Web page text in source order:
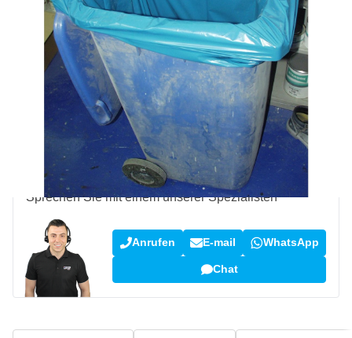
Menge
In den Warenkorb
Vor 23:59 Uhr bestellt,heute versendet
Kostenlos geliefert ab 50,- €
100 Tage
Rückgaberecht
Kundenrezensionen:
4,58/5 (7.078 Bewertungen)
Fragen zu diesem Produkt?
Sprechen Sie mit einem unserer Spezialisten“
Anrufen E-mail WhatsApp
Chat